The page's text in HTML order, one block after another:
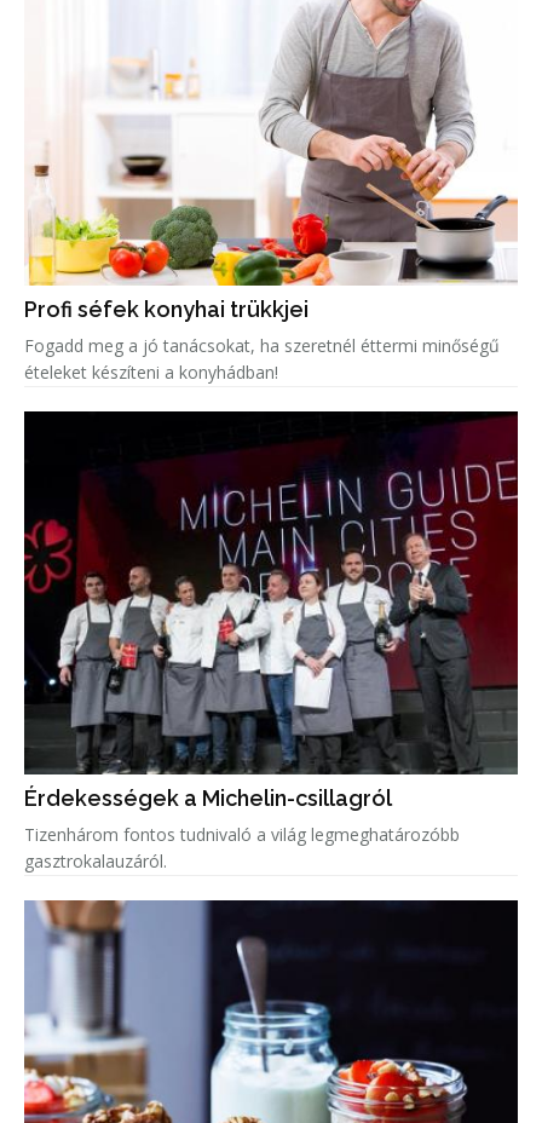
Profi séfek konyhai trükkjei
Fogadd meg a jó tanácsokat, ha szeretnél éttermi minőségű
ételeket készíteni a konyhádban!
Érdekességek a Michelin-csillagról
Tizenhárom fontos tudnivaló a világ legmeghatározóbb
gasztrokalauzáról.